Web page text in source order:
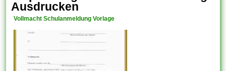
Ausdrucken
Vollmacht Schulanmeldung Vorlage